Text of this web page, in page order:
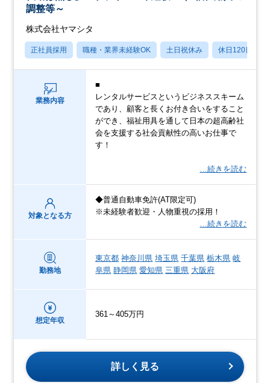
調整等～
株式会社ヤマシタ
正社員採用 職種・業界未経験OK 土日祝休み 休日120日以上
業務内容
■
レンタルサービスというビジネススキーム
であり、顧客と長くお付き合いをすること
ができ、福祉用具を通して日本の超高齢社
会を支援する社会貢献性の高いお仕事で
す！
…続きを読む
対象となる方
◆普通自動車免許(AT限定可)
※未経験者歓迎・人物重視の採用！
…続きを読む
勤務地
東京都 神奈川県 埼玉県 千葉県 栃木県 岐
阜県 静岡県 愛知県 三重県 大阪府
想定年収
361～405万円
詳しく見る